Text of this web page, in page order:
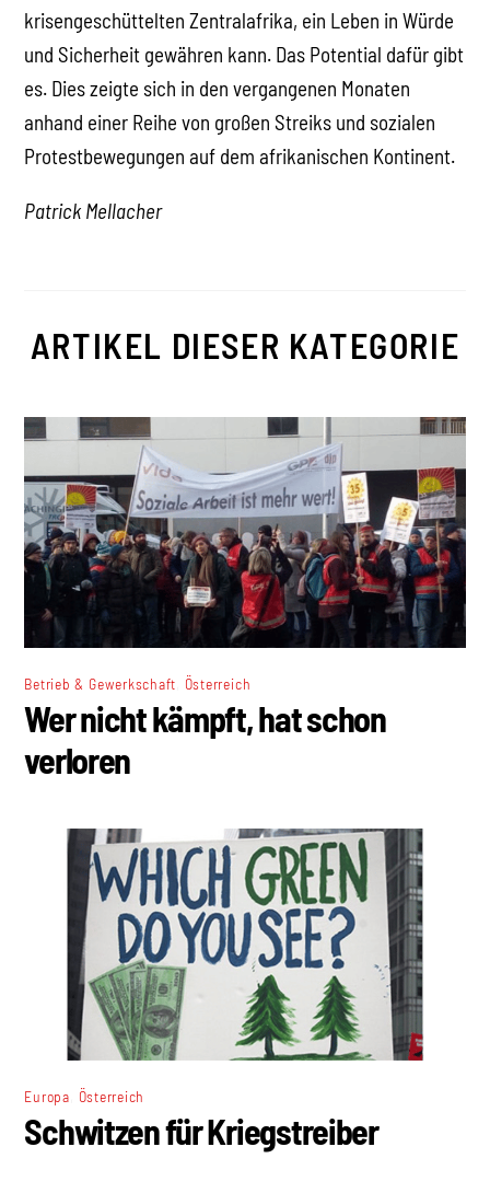
krisengeschüttelten Zentralafrika, ein Leben in Würde
und Sicherheit gewähren kann. Das Potential dafür gibt
es. Dies zeigte sich in den vergangenen Monaten
anhand einer Reihe von großen Streiks und sozialen
Protestbewegungen auf dem afrikanischen Kontinent.
Patrick Mellacher
ARTIKEL DIESER KATEGORIE
Betrieb & Gewerkschaft Österreich
Wer nicht kämpft, hat schon
verloren
Europa Österreich
Schwitzen für Kriegstreiber